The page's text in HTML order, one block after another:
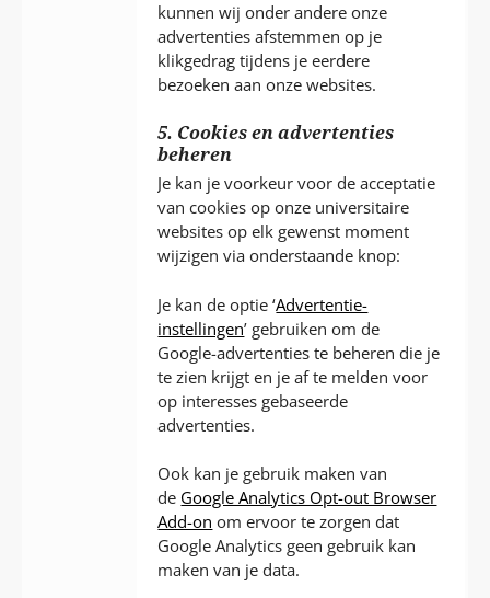
kunnen wij onder andere onze
advertenties afstemmen op je
klikgedrag tijdens je eerdere
bezoeken aan onze websites.
5. Cookies en advertenties
beheren
Je kan je voorkeur voor de acceptatie
van cookies op onze universitaire
websites op elk gewenst moment
wijzigen via onderstaande knop:
Je kan de optie ‘Advertentie-
instellingen’ gebruiken om de
Google-advertenties te beheren die je
te zien krijgt en je af te melden voor
op interesses gebaseerde
advertenties.
Ook kan je gebruik maken van
de Google Analytics Opt-out Browser
Add-on om ervoor te zorgen dat
Google Analytics geen gebruik kan
maken van je data.